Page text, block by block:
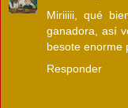
Miriiiii, qué
ganadora, así
besote enorme
Responder